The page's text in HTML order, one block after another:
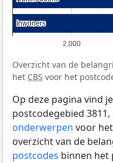
2.000
Inwoners
Inwoners
Overzicht van de
het CBS voor het
Op deze pagina vind
postcodegebied
onderwerpen voor
overzicht van de
postcodes binnen het